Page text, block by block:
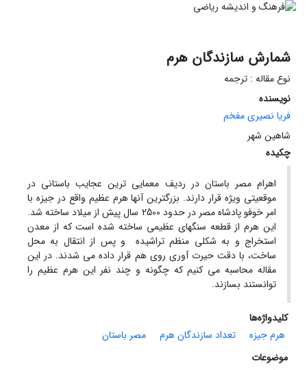
شمارش سازندگان هرم
نوع مقاله : ترجمه
نویسنده
فریا نصیری مفخم
شاهین شهر
چکیده
اهرام مصر باستان در ردیف معمایی ترین عجایب باستانی در
موقعیتی ویژه قرار دارند. بزرگترین آنها هرم عظیم واقع در جیزه با
امر خوفو پادشاه مصر در حدود 2500 سال پیش از میلاد ساخته شد.
این هرم از قطعه سنگهای عظیمی ساخته شده است که از معدن
استخراج و به شکلی منظم تراشیده و پس از انتقال به محل
ساخت، با دقت حیرت آوری روی هم قرار داده می شدند. در این
مقاله محاسبه می کنیم که چگونه و چند نفر این هرم عظیم را
توانستند بسازند.
کلیدواژه‌ها
هرم جیزه
تعداد سازندگان هرم
مصر باستان
موضوعات